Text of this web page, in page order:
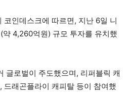
코인데스크에 따르면, 지난 6일 니
4,260억원) 규모 투자를 유치했
글로벌이 주도했으며, 리퍼블릭 캐
드래곤플라이 캐피탈 등이 참여했